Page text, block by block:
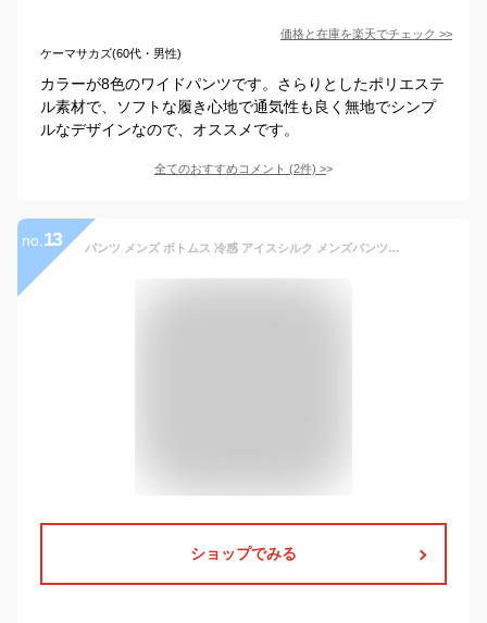
価格と在庫を楽天でチェック >>
ケーマサカズ(60代・男性)
カラーが8色のワイドパンツです。さらりとしたポリエステ
ル素材で、ソフトな履き心地で通気性も良く無地でシンプ
ルなデザインなので、オススメです。
全てのおすすめコメント (2件) >
no. 13 パンツ メンズ ボトムス 冷感 アイスシルク メンズパンツ ワイドパンツ タック 速乾 ひんやり 快適 無地 スポーツ カジュアル きれいめ シンプル 9分丈 ロングパンツ お洒落
ショップでみる